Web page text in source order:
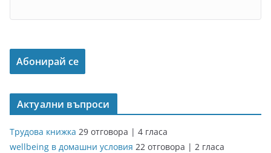
Актуални въпроси
Трудова книжка 29 отговора | 4 гласа
wellbeing в домашни условия 22 отговора | 2 гласа